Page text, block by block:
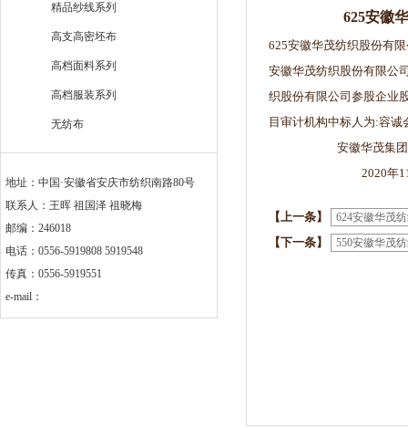
精品纱线系列
高支高密坯布
高档面料系列
高档服装系列
无纺布
地址：中国·安徽省安庆市纺织南路80号
联系人：王晖 祖国泽 祖晓梅
邮编：246018
电话：0556-5919808 5919548
传真：0556-5919551
e-mail：
625安徽
625安徽华茂纺织股份有
安徽华茂纺织股份有限公
织股份有限公司参股企业
目审计机构中标人为:容
安徽华茂集团有
2020年11月
【上一条】 624安徽华茂
【下一条】 550安徽华茂